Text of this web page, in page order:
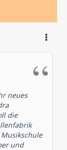
neues
die
und